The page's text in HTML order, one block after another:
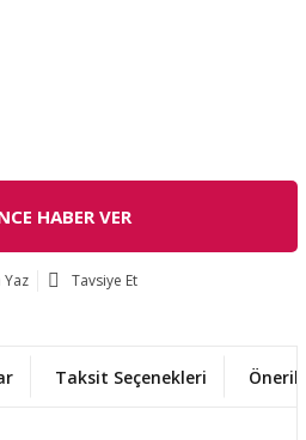
HABER VER
Tavsiye Et
Taksit Seçenekleri